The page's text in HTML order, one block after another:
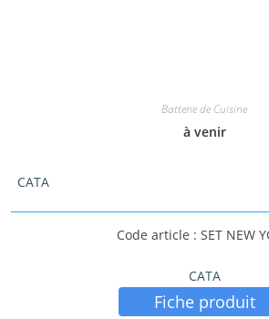
Batterie de Cuisine
à venir
CATA
Code article : SET NEW
CATA
Fiche produit